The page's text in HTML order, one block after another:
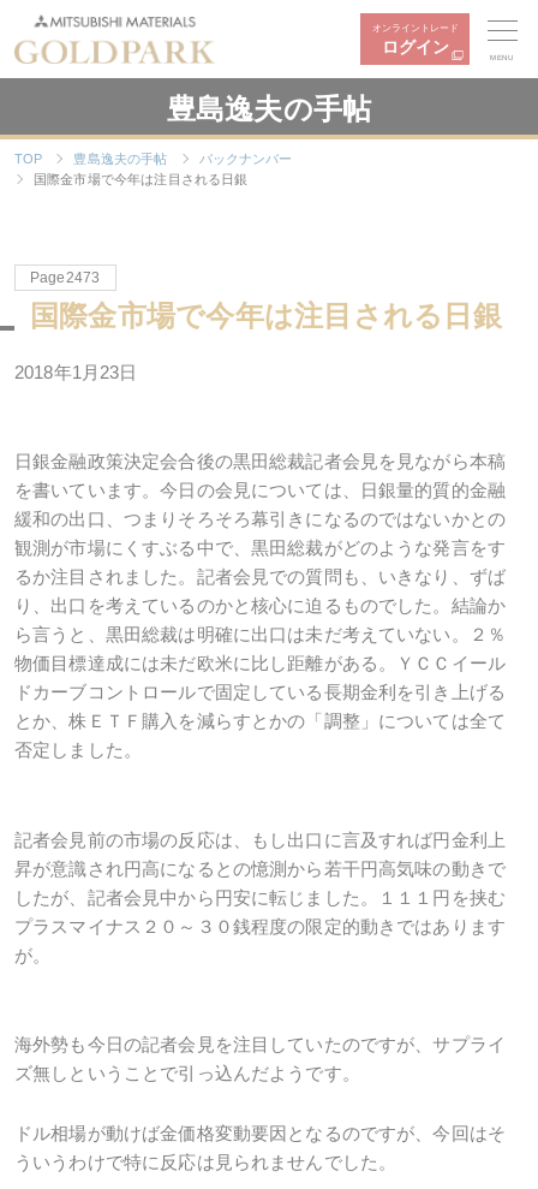
オンライントレード
ログイン
MENU
豊島逸夫の手帖
TOP 豊島逸夫の手帖
バックナンバー
国際金市場で今年は注目される日銀
Page2473
国際金市場で今年は注目される日銀
2018年1月23日
日銀金融政策決定会合後の黒田総裁記者会見を見ながら本稿
を書いています。今日の会見については、日銀量的質的金融
緩和の出口、つまりそろそろ幕引きになるのではないかとの
観測が市場にくすぶる中で、黒田総裁がどのような発言をす
るか注目されました。記者会見での質問も、いきなり、ずば
り、出口を考えているのかと核心に迫るものでした。結論か
ら言うと、黒田総裁は明確に出口は未だ考えていない。２％
物価目標達成には未だ欧米に比し距離がある。ＹＣＣイール
ドカーブコントロールで固定している長期金利を引き上げる
とか、株ＥＴＦ購入を減らすとかの「調整」については全て
否定しました。
記者会見前の市場の反応は、もし出口に言及すれば円金利上
昇が意識され円高になるとの憶測から若干円高気味の動きで
したが、記者会見中から円安に転じました。１１１円を挟む
プラスマイナス２０～３０銭程度の限定的動きではあります
が。
海外勢も今日の記者会見を注目していたのですが、サプライ
ズ無しということで引っ込んだようです。
ドル相場が動けば金価格変動要因となるのですが、今回はそ
ういうわけで特に反応は見られませんでした。